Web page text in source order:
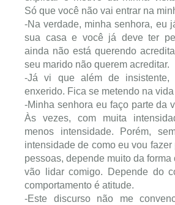
Só que você não vai entrar na
-Na verdade, minha senhora, eu
sua casa e você já deve ter
ainda não está querendo
seu marido não querem acreditar.
-Já vi que além de insistente,
enxerido. Fica se metendo na
-Minha senhora eu faço parte da
Às vezes, com muita
menos intensidade. Porém,
intensidade de como eu vou
pessoas, depende muito da forma
vão lidar comigo. Depende do
comportamento é atitude.
-Este discurso não me